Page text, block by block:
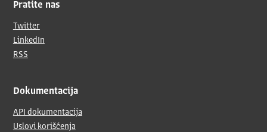
Pratite nas
Twitter
LinkedIn
RSS
Dokumentacija
API dokumentacija
Uslovi korišćenja